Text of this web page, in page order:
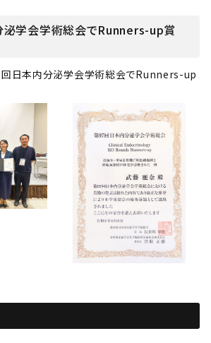
学会学術総会でRunners-up賞
日本内分泌学会学術総会でRunners-up